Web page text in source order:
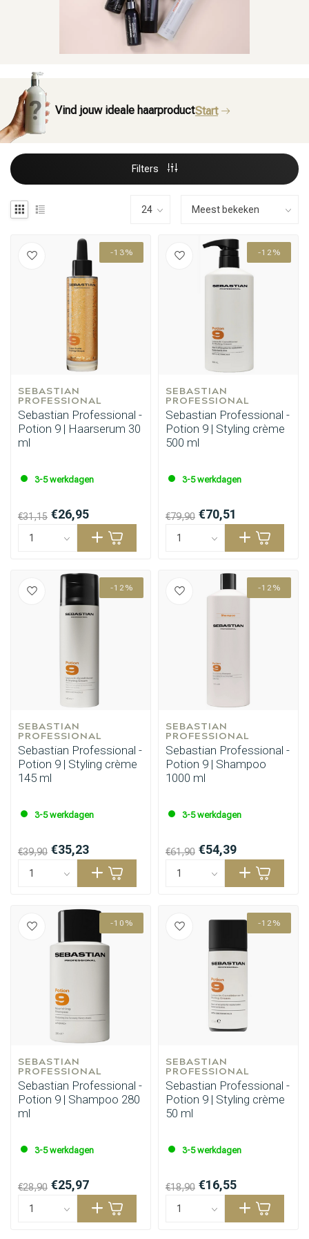
Haarstyling Haarkleuring
Vind jouw ideale haarproductStart
Filters
-13%
SEBASTIAN
PROFESSIONAL
Sebastian Professional -
Potion 9 | Haarserum 30
ml
3-5 werkdagen
€31,15 €26,95
-12%
SEBASTIAN
PROFESSIONAL
Sebastian Professional -
Potion 9 | Styling crème
500 ml
3-5 werkdagen
€79,90 €70,51
-12%
SEBASTIAN
PROFESSIONAL
Sebastian Professional -
Potion 9 | Styling crème
145 ml
3-5 werkdagen
€39,90 €35,23
-12%
SEBASTIAN
PROFESSIONAL
Sebastian Professional -
Potion 9 | Shampoo
1000 ml
3-5 werkdagen
€61,90 €54,39
-10%
SEBASTIAN
PROFESSIONAL
Sebastian Professional -
Potion 9 | Shampoo 280
ml
3-5 werkdagen
€28,90 €25,97
-12%
SEBASTIAN
PROFESSIONAL
Sebastian Professional -
Potion 9 | Styling crème
50 ml
3-5 werkdagen
€18,90 €16,55